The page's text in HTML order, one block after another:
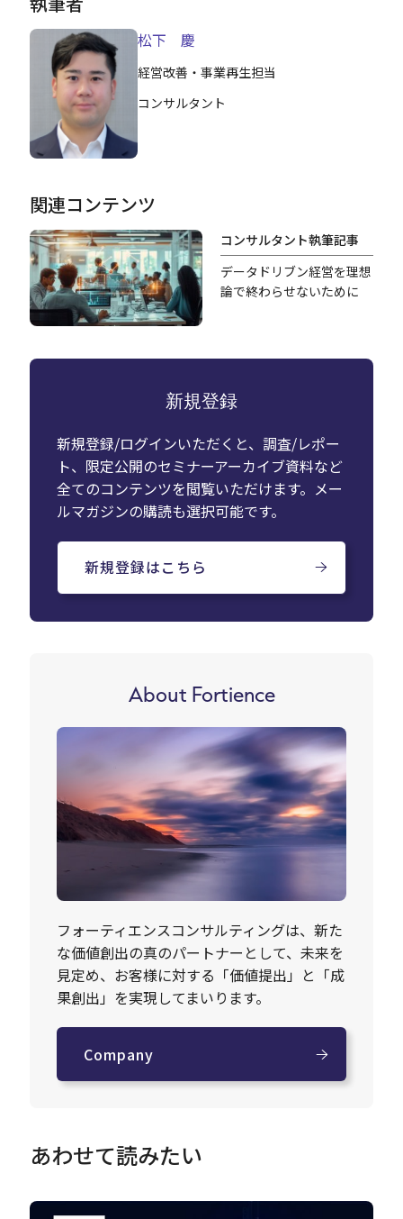
松下 慶
経営改善・事業再生担当
コンサルタント
関連コンテンツ
コンサルタント執筆記事
データドリブン経営を理想
論で終わらせないために
新規登録
新規登録/ログインいただくと、調査/レポー
ト、限定公開のセミナーアーカイブ資料など
全てのコンテンツを閲覧いただけます。メー
ルマガジンの購読も選択可能です。
新規登録はこちら
About Fortience
フォーティエンスコンサルティングは、新た
な価値創出の真のパートナーとして、未来を
見定め、お客様に対する「価値提出」と「成
果創出」を実現してまいります。
Company
あわせて読みたい